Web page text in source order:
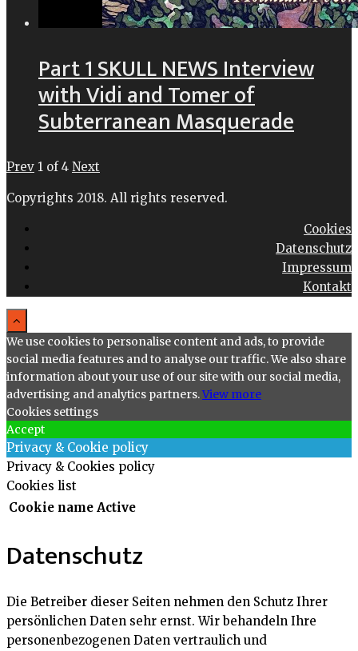
Part 1 SKULL NEWS Interview
with Vidi and Tomer of
Subterranean Masquerade
Prev 1 of 4 Next
Copyrights 2018. All rights reserved.
Cookies
Datenschutz
Impressum
Kontakt
We use cookies to personalise content and ads, to provide
social media features and to analyse our traffic. We also share
information about your use of our site with our social media,
advertising and analytics partners.View more
Cookies settings
Accept
Privacy & Cookie policy
Privacy & Cookies policy
Cookies list
Cookie name Active
Datenschutz
Die Betreiber dieser Seiten nehmen den Schutz Ihrer
persönlichen Daten sehr ernst. Wir behandeln Ihre
personenbezogenen Daten vertraulich und